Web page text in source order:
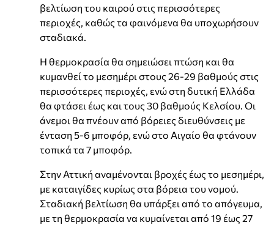
βελτίωση του καιρού στις περισσότερες
περιοχές, καθώς τα φαινόμενα θα υποχωρήσουν
σταδιακά.
Η θερμοκρασία θα σημειώσει πτώση και θα
κυμανθεί το μεσημέρι στους 26-29 βαθμούς στις
περισσότερες περιοχές, ενώ στη δυτική Ελλάδα
θα φτάσει έως και τους 30 βαθμούς Κελσίου. Οι
άνεμοι θα πνέουν από βόρειες διευθύνσεις με
ένταση 5-6 μποφόρ, ενώ στο Αιγαίο θα φτάνουν
τοπικά τα 7 μποφόρ.
Στην Αττική αναμένονται βροχές έως το μεσημέρι,
με καταιγίδες κυρίως στα βόρεια του νομού.
Σταδιακή βελτίωση θα υπάρξει από το απόγευμα,
με τη θερμοκρασία να κυμαίνεται από 19 έως 27